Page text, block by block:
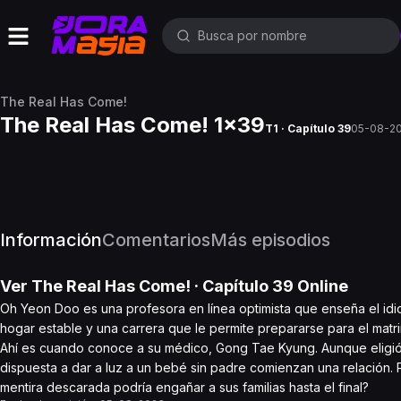
The Real Has Come!
The Real Has Come! 1x39T1 · Capítulo 3905-08-
InformaciónComentariosMás episodios
Ver The Real Has Come! · Capítulo 39 Online
Oh Yeon Doo es una profesora en línea optimista que enseña el
hogar estable y una carrera que le permite prepararse para el
Ahí es cuando conoce a su médico, Gong Tae Kyung. Aunque
dispuesta a dar a luz a un bebé sin padre comienzan una
mentira descarada podría engañar a sus familias hasta el final?